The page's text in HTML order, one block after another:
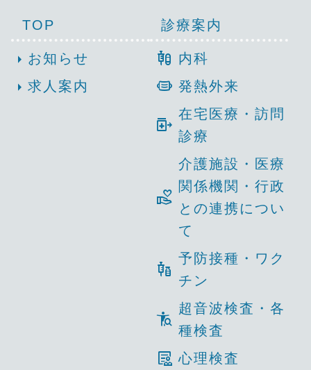
TOP
arrow_right お知らせ
arrow_right 求人案内
診療案内
mixture_med 内科
medical_mask 発熱外来
outpatient_med
在宅医療・訪問
診療
volunteer_activism
介護施設・医療
関係機関・行政
との連携につい
て
vaccines
予防接種・ワク
チン
conditions
超音波検査・各
種検査
clinical_notes 心理検査